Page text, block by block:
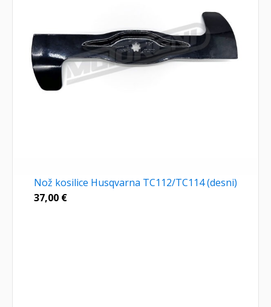
Nož kosilice Husqvarna TC112/TC114 (desni)
37,00 €